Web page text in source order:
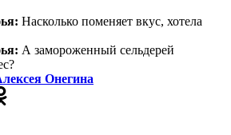
Насколько поменяет вкус, хотела
А замороженный сельдерей
Онегина